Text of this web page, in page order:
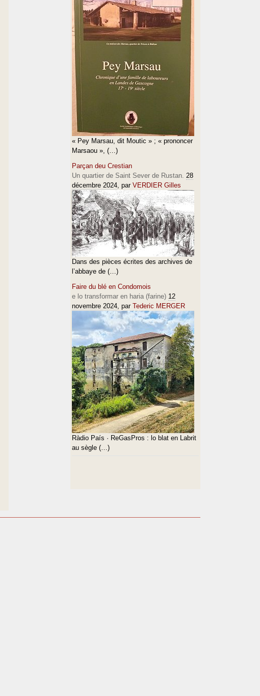
« Pey Marsau, dit Moutic » ; « prononcer
Marsaou », (…)
Parçan deu Crestian
Un quartier de Saint Sever de Rustan. 28
décembre 2024, par VERDIER Gilles
Dans des pièces écrites des archives de
l’abbaye de (…)
Faire du blé en Condomois
e lo transformar en haria (farine) 12
novembre 2024, par Tederic MERGER
Ràdio País · ReGasPros : lo blat en Labrit
au sègle (…)